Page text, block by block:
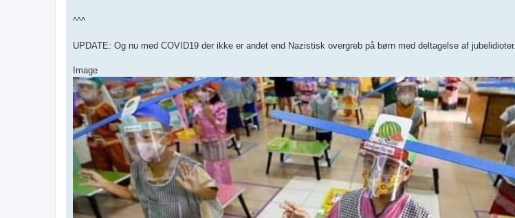
^^^
UPDATE: Og nu med COVID19 der ikke er andet end Nazistisk overgreb på børn med deltagelse af jubelidioter..
Image